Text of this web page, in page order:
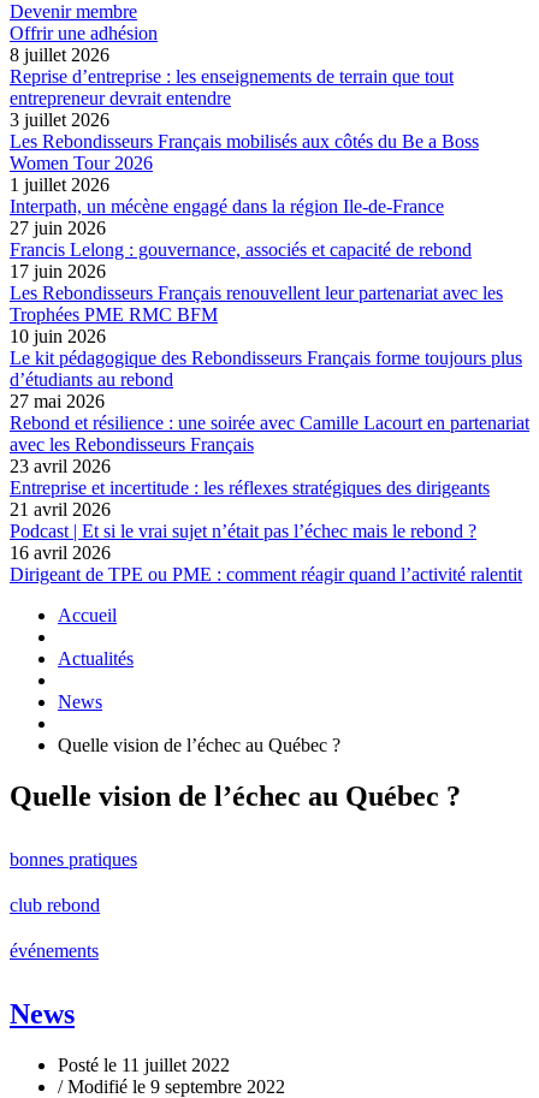
Devenir membre
Offrir une adhésion
8 juillet 2026
Reprise d’entreprise : les enseignements de terrain que tout
entrepreneur devrait entendre
3 juillet 2026
Les Rebondisseurs Français mobilisés aux côtés du Be a Boss
Women Tour 2026
1 juillet 2026
Interpath, un mécène engagé dans la région Ile-de-France
27 juin 2026
Francis Lelong : gouvernance, associés et capacité de rebond
17 juin 2026
Les Rebondisseurs Français renouvellent leur partenariat avec les
Trophées PME RMC BFM
10 juin 2026
Le kit pédagogique des Rebondisseurs Français forme toujours plus
d’étudiants au rebond
27 mai 2026
Rebond et résilience : une soirée avec Camille Lacourt en partenariat
avec les Rebondisseurs Français
23 avril 2026
Entreprise et incertitude : les réflexes stratégiques des dirigeants
21 avril 2026
Podcast | Et si le vrai sujet n’était pas l’échec mais le rebond ?
16 avril 2026
Dirigeant de TPE ou PME : comment réagir quand l’activité ralentit
Accueil
Actualités
News
Quelle vision de l’échec au Québec ?
Quelle vision de l’échec au Québec ?
bonnes pratiques
club rebond
événements
News
Posté le 11 juillet 2022
/ Modifié le 9 septembre 2022